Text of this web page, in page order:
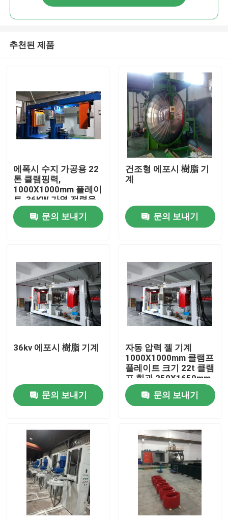
홈
회사 소개
공장 투어
품질 관리
연락처
트랜스 권상기
장비를 처리하는 변압기유
트랜스포머 오븐
추천된 제품
에폭시 수지 가공용 22
톤 클램핑력,
1000X1000mm 플레이
트, 36KW 가열 전력을
갖춘 APG 클램핑 머신
문의 보내기
건조형 에포시 樹脂 기
계
문의 보내기
36kv 에포시 樹脂 기계
문의 보내기
자동 압력 젤 기계
1000X1000mm 클램프
플레이트 크기 22t 클램
프 힘과 250X1650mm
최소 최대 클램프 플레
이트 스트로크
문의 보내기